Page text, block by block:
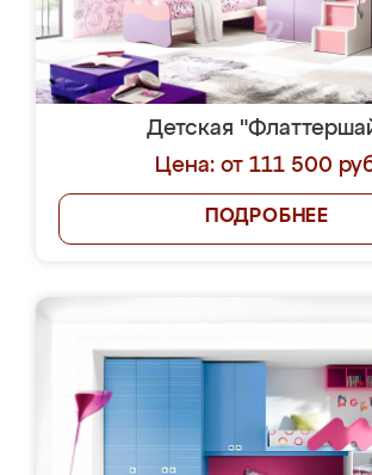
Детская
Цена: от 111 500
ПОДРОБНЕЕ